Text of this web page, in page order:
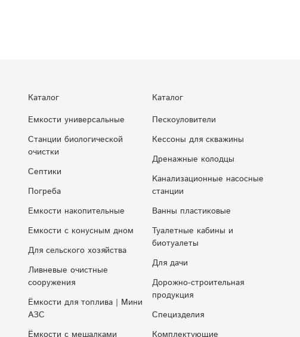
Каталог
Емкости универсальные
Станции биологической
очистки
Септики
Погреба
Емкости накопительные
Eмкocти c кoнуcным днoм
Для сельского хозяйства
Ливневые очистные
сооружения
Ёмкости для топлива | Мини
АЗС
Ёмкости с мешалками
Каталог
Пескоуловители
Кессоны для скважины
Дренажные колодцы
Kaнaлизaциoнныe нacocныe
cтaнции
Ванны пластиковые
Туалетные кабины и
биотуалеты
Для дачи
Дорожно-строительная
продукция
Специзделия
Комплектующие